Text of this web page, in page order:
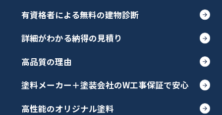
有資格者による無料の建物診断
詳細がわかる納得の見積り
高品質の理由
塗料メーカー＋塗装会社のW工事保証で安心
高性能のオリジナル塗料